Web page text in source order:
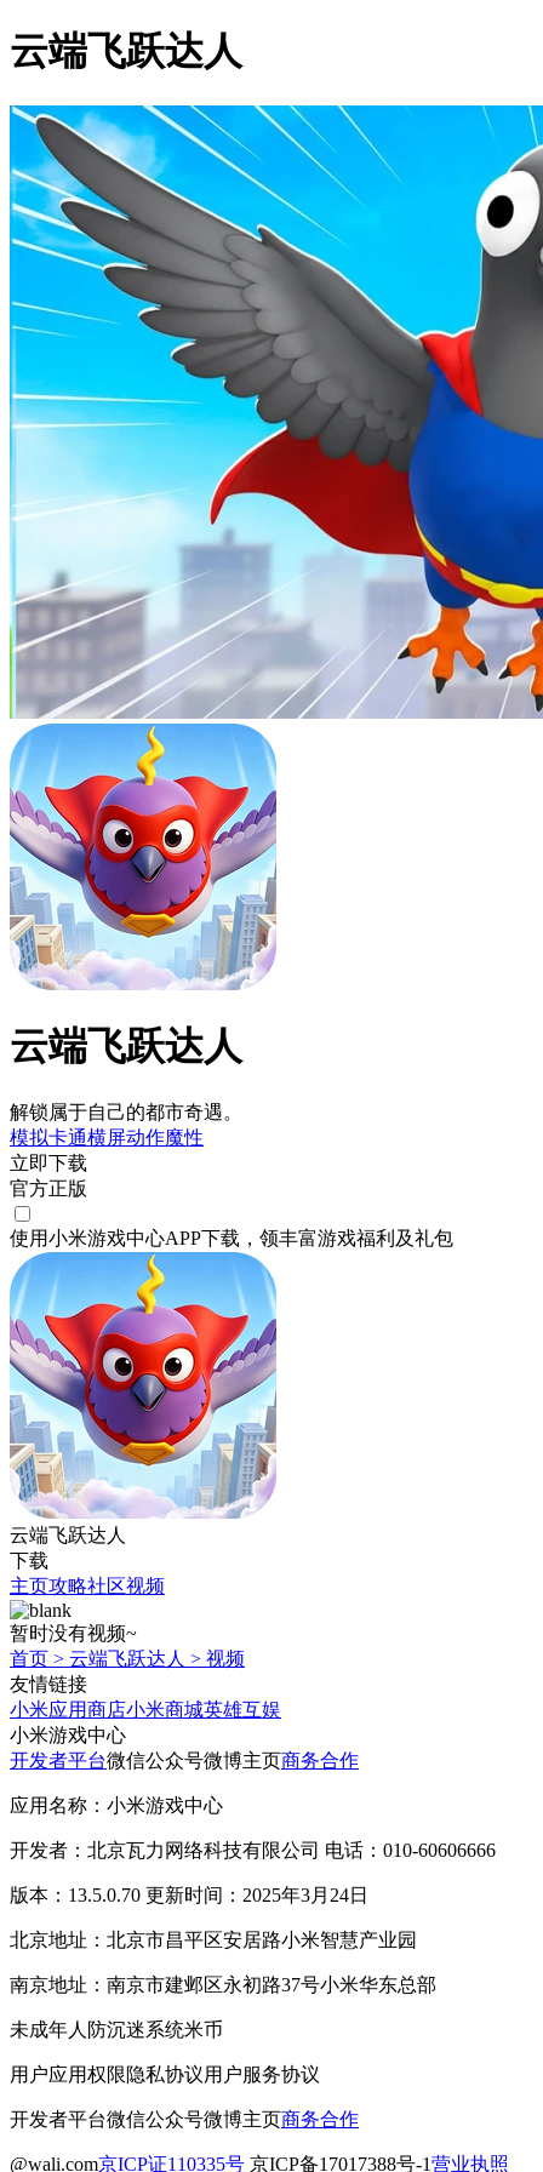
云端飞跃达人
云端飞跃达人
解锁属于自己的都市奇遇。
模拟卡通横屏动作魔性
立即下载
官方正版
使用小米游戏中心APP下载 ，领丰富游戏福利 及礼包
云端飞跃达人
下载
主页攻略社区视频
暂时没有视频~
首页 > 云端飞跃达人 > 视频
友情链接
小米应用商店小米商城英雄互娱
小米游戏中心
开发者平台微信公众号微博主页商务合作
应用名称：小米游戏中心
开发者：北京瓦力网络科技有限公司 电话：010-60606666
版本：13.5.0.70 更新时间：2025年3月24日
北京地址：北京市昌平区安居路小米智慧产业园
南京地址：南京市建邺区永初路37号小米华东总部
未成年人防沉迷系统米币
用户应用权限隐私协议用户服务协议
开发者平台微信公众号微博主页商务合作
@wali.com京ICP证110335号 京ICP备17017388号-1营业执照